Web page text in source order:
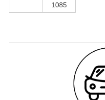
1085